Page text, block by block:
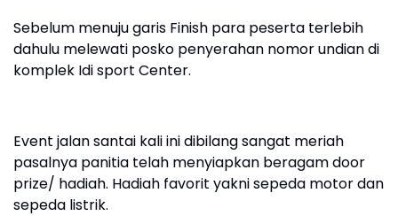
Sebelum menuju garis Finish para peserta terlebih
dahulu melewati posko penyerahan nomor undian di
komplek Idi sport Center.
Event jalan santai kali ini dibilang sangat meriah
pasalnya panitia telah menyiapkan beragam door
prize/ hadiah. Hadiah favorit yakni sepeda motor dan
sepeda listrik.